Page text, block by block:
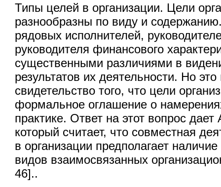
Типы целей в организации. Цели
разнообразны по виду и
рядовых исполнителей,
руководителя финансового
существенными различиями в
результатов их деятельности. Но
свидетельство того, что цели
формальное оглашение о
практике. Ответ на этот вопрос
который считает, что совместная
в организации предполагает
видов взаимосвязанных
46]..